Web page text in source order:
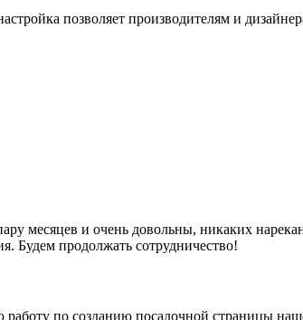
позволяет производителям и
месяцев и очень довольны, никаких
Будем продолжать сотрудничество!
по созданию посадочной страницы